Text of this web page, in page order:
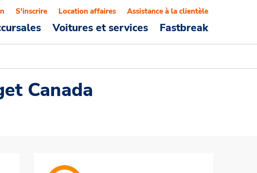
Voitures et services Fastbreak
S'inscrire Location affaires Assistance à la clientèle
Canada